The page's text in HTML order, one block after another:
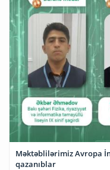
Məktəblilərimiz Avropa
qazanıblar